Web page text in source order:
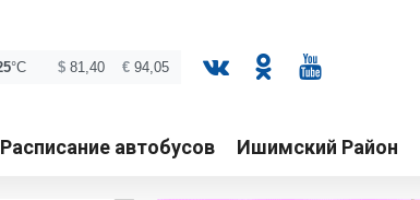
Расписание автобусов Ишимский Район